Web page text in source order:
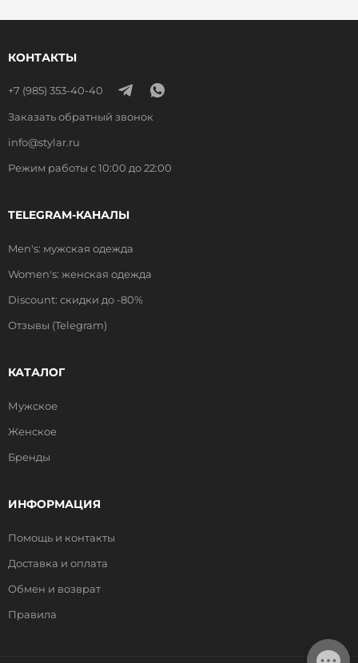
КОНТАКТЫ
+7 (985) 353-40-40
Заказать обратный звонок
info@stylar.ru
Режим работы с 10:00 до 22:00
TELEGRAM-КАНАЛЫ
Men's: мужская одежда
Women's: женская одежда
Discount: скидки до -80%
Отзывы (Telegram)
КАТАЛОГ
Мужское
Женское
Бренды
ИНФОРМАЦИЯ
Помощь и контакты
Доставка и оплата
Обмен и возврат
Правила